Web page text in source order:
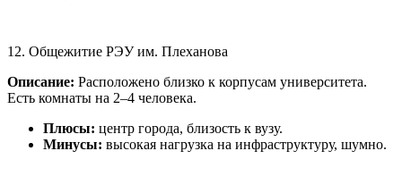
12. Общежитие РЭУ им. Плеханова
Описание: Расположено близко к корпусам университета.
Есть комнаты на 2–4 человека.
Плюсы: центр города, близость к вузу.
Минусы: высокая нагрузка на инфраструктуру, шумно.